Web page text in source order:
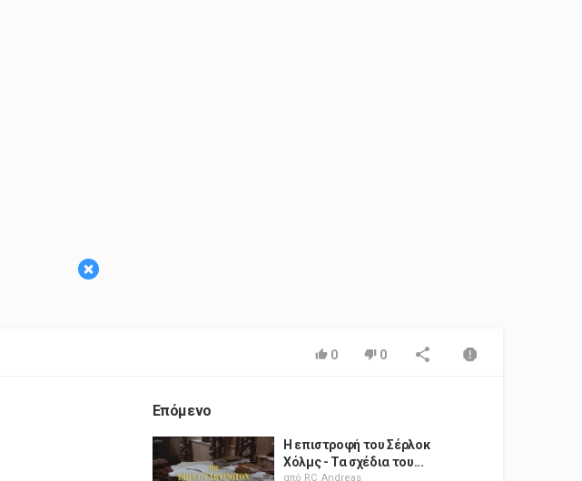
×
0 0
Επόμενο
Η επιστροφή του Σέρλοκ
Χόλμς - Τα σχέδια του...
από RC_Andreas